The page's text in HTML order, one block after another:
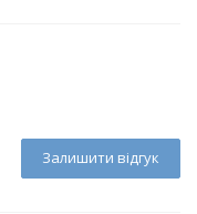
Залишити відгук